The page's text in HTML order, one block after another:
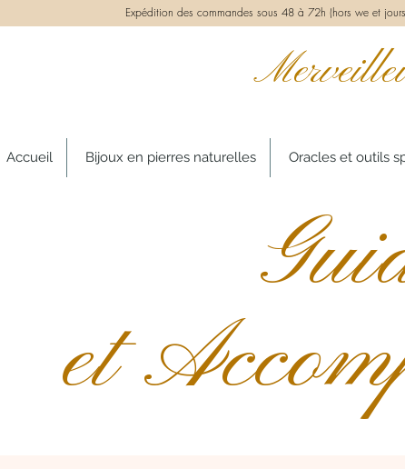
Expédition des commandes sous 48 à 72h (hors we et
Accueil Bijoux en pierres naturelles Oracles et outils
et